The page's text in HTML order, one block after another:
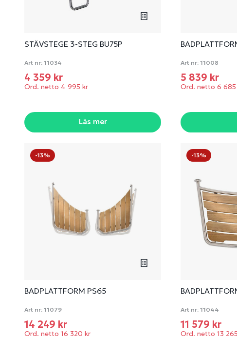
STÄVSTEGE 3-STEG BU75P
Art nr: 11034
4 359 kr
Ord. netto 4 995 kr
Läs mer
Art nr: 11008
5 839 kr
Ord. netto 6 685
-13%
BADPLATTFORM PS65
Art nr: 11079
14 249 kr
Ord. netto 16 320 kr
-13%
Art nr: 11044
11 579 kr
Ord. netto 13